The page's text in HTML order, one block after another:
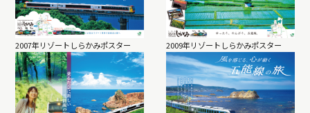
2007年リゾートしらかみポスター 2009年リゾートしらかみポスター